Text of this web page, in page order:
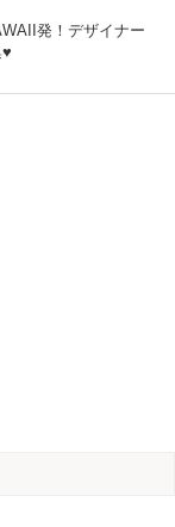
発！デザイナー